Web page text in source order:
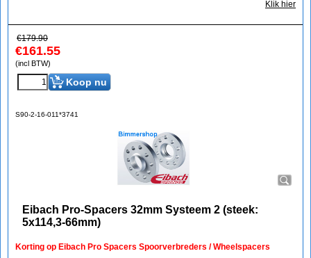
Klik hier
€179.90
€161.55
(incl BTW)
Koop nu
S90-2-16-011*3741
Eibach Pro-Spacers 32mm Systeem 2 (steek:
5x114,3-66mm)
Korting op Eibach Pro Spacers Spoorverbreders / Wheelspacers